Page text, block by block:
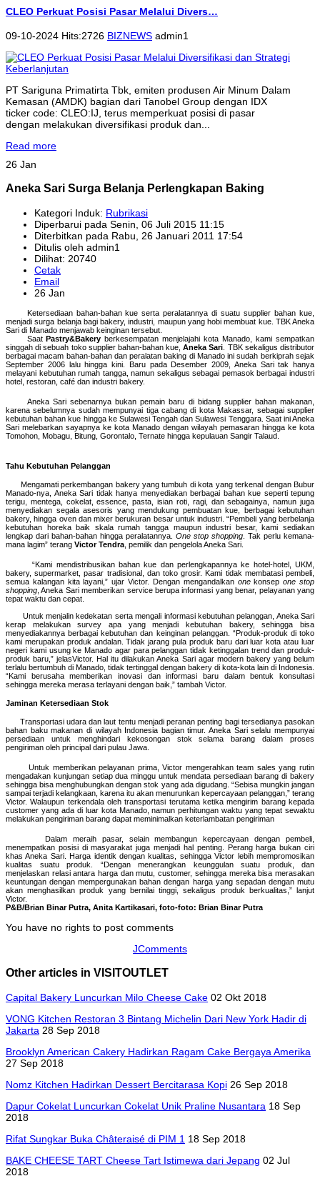
CLEO Perkuat Posisi Pasar Melalui Divers…
09-10-2024 Hits:2726 BIZNEWS admin1
PT Sariguna Primatirta Tbk, emiten produsen Air Minum Dalam
Kemasan (AMDK) bagian dari Tanobel Group dengan IDX
ticker code: CLEO:IJ, terus memperkuat posisi di pasar
dengan melakukan diversifikasi produk dan...
Read more
26 Jan
Aneka Sari Surga Belanja Perlengkapan Baking
Kategori Induk: Rubrikasi
Diperbarui pada Senin, 06 Juli 2015 11:15
Diterbitkan pada Rabu, 26 Januari 2011 17:54
Ditulis oleh admin1
Dilihat: 20740
Cetak
Email
26 Jan
Ketersediaan bahan-bahan kue serta peralatannya di suatu supplier bahan kue,
menjadi surga belanja bagi bakery, industri, maupun yang hobi membuat kue. TBK Aneka
Sari di Manado menjawab keinginan tersebut.
SaatPastry&Bakery berkesempatan menjelajahi kota Manado, kami sempatkan
singgah di sebuah toko supplier bahan-bahan kue,Aneka Sari . TBK sekaligus distributor
berbagai macam bahan-bahan dan peralatan baking di Manado ini sudah berkiprah sejak
September 2006 lalu hingga kini. Baru pada Desember 2009, Aneka Sari tak hanya
melayani kebutuhan rumah tangga, namun sekaligus sebagai pemasok berbagai industri
hotel, restoran, café dan industri bakery.
Aneka Sari sebenarnya bukan pemain baru di bidang supplier bahan makanan,
karena sebelumnya sudah mempunyai tiga cabang di kota Makassar, sebagai supplier
kebutuhan bahan kue hingga ke Sulawesi Tengah dan Sulawesi Tenggara. Saat ini Aneka
Sari melebarkan sayapnya ke kota Manado dengan wilayah pemasaran hingga ke kota
Tomohon, Mobagu, Bitung, Gorontalo, Ternate hingga kepulauan Sangir Talaud.
Tahu Kebutuhan Pelanggan
Mengamati perkembangan bakery yang tumbuh di kota yang terkenal dengan Bubur
Manado-nya, Aneka Sari tidak hanya menyediakan berbagai bahan kue seperti tepung
terigu, mentega, cokelat, essence, pasta, isian roti, ragi, dan sebagainya,
namun juga
menyediakan segala asesoris yang mendukung pembuatan kue,
berbagai kebutuhan
bakery, hingga oven dan mixer berukuran besar untuk industri. “Pembeli yang berbelanja
kebutuhan horeka baik skala rumah tangga maupun industri besar, kami sediakan
lengkap dari bahan-bahan hingga peralatannya. One stop shopping . Tak perlu kemana-
mana lagim” terang Victor Tendra , pemilik dan pengelola Aneka Sari.
“Kami mendistribusikan bahan kue dan perlengkapannya ke hotel-hotel, UKM,
bakery, supermarket, pasar tradisional, dan toko grosir. Kami tidak membatasi pembeli,
semua kalangan kita layani,” ujar Victor. Dengan mengandalkan onekonsepone stop
shopping , Aneka Sari memberikan service berupa informasi yang benar, pelayanan yang
tepat waktu dan cepat.
Untuk menjalin kedekatan serta mengali informasi kebutuhan pelanggan, Aneka Sari
kerap melakukan survey apa yang menjadi kebutuhan bakery, sehingga bisa
menyediakannya berbagai kebutuhan dan keinginan pelanggan. “Produk-produk di toko
kami merupakan produk andalan. Tidak jarang pula produk baru dari luar kota atau luar
negeri kami usung ke Manado agar para pelanggan tidak ketinggalan trend dan produk-
produk baru,” jelasVictor. Hal itu dilakukan Aneka Sari agar modern bakery yang belum
terlalu bertumbuh di Manado, tidak tertinggal dengan bakery di kota-kota lain di Indonesia.
“Kami berusaha memberikan inovasi dan informasi baru dalam bentuk konsultasi
sehingga mereka merasa terlayani dengan baik,” tambah Victor.
Jaminan Ketersediaan Stok
Transportasi udara dan laut tentu menjadi peranan penting bagi tersedianya pasokan
bahan baku makanan di wilayah Indonesia bagian timur. Aneka Sari selalu mempunyai
persediaan untuk menghindari kekosongan stok selama barang dalam proses
pengiriman oleh principal dari pulau Jawa.
Untuk memberikan pelayanan prima, Victor mengerahkan team sales yang rutin
mengadakan kunjungan setiap dua minggu untuk mendata persediaan barang di bakery
sehingga bisa menghubungkan dengan stok yang ada digudang. “Sebisa mungkin jangan
sampai terjadi kelangkaan, karena itu akan menurunkan kepercayaan pelanggan,” terang
Victor. Walaupun terkendala oleh transportasi terutama ketika mengirim barang kepada
customer yang ada di luar kota Manado, namun perhitungan waktu yang tepat sewaktu
melakukan pengiriman barang dapat meminimalkan keterlambatan pengiriman
Dalam meraih pasar, selain membangun kepercayaan dengan pembeli,
menempatkan posisi di masyarakat juga menjadi hal penting. Perang harga bukan ciri
khas Aneka Sari. Harga identik dengan kualitas, sehingga Victor lebih mempromosikan
kualitas suatu produk. “Dengan menerangkan keunggulan suatu produk, dan
menjelaskan relasi antara harga dan mutu, customer, sehingga mereka bisa merasakan
keuntungan dengan mempergunakan bahan dengan harga yang sepadan dengan mutu
akan menghasilkan produk yang bernilai tinggi, sekaligus produk berkualitas,” lanjut
Victor.
P&B/Brian Binar Putra, Anita Kartikasari, foto-foto: Brian Binar Putra
You have no rights to post comments
JComments
Other articles in VISITOUTLET
Capital Bakery Luncurkan Milo Cheese Cake 02 Okt 2018
VONG Kitchen Restoran 3 Bintang Michelin Dari New York Hadir di
Jakarta 28 Sep 2018
Brooklyn American Cakery Hadirkan Ragam Cake Bergaya Amerika
27 Sep 2018
Nomz Kitchen Hadirkan Dessert Bercitarasa Kopi 26 Sep 2018
Dapur Cokelat Luncurkan Cokelat Unik Praline Nusantara 18 Sep
2018
Rifat Sungkar Buka Châteraisé di PIM 1 18 Sep 2018
BAKE CHEESE TART Cheese Tart Istimewa dari Jepang 02 Jul
2018